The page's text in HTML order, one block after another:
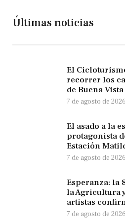
Últimas noticias
El
recorrer los
de Buena Vista
7 de agosto de 2026
El asado a la
protagonista
Estación
7 de agosto de 2026
Esperanza: la
la Agricultura
artistas
7 de agosto de 2026